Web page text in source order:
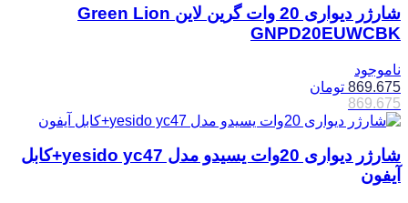
شارژر دیواری 20 وات گرین لاین Green Lion
GNPD20EUWCBK
ناموجود
869.675 تومان
869.675
شارژر دیواری 20وات یسیدو مدل yesido yc47+کابل
آیفون